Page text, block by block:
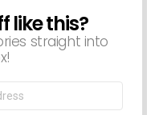
like this?
straight into